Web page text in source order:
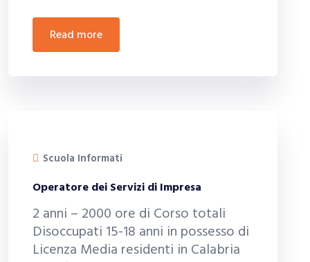
read more
Scuola Informati
Operatore dei Servizi di Impresa
2 anni – 2000 ore di Corso totali
Disoccupati 15-18 anni in possesso di
Licenza Media residenti in Calabria